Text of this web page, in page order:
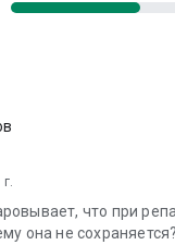
что при
она не